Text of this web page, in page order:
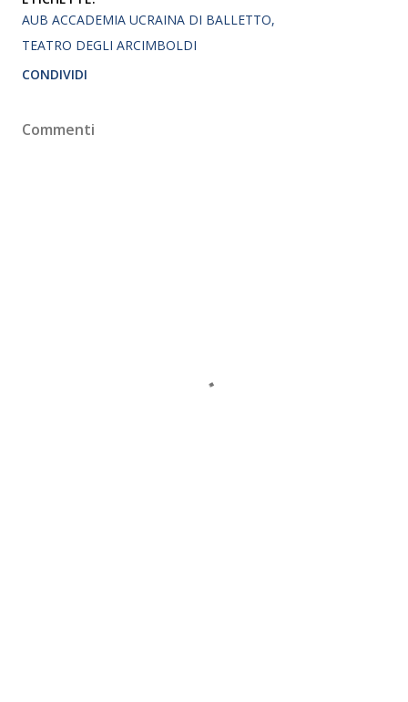
AUB ACCADEMIA UCRAINA DI BALLETTO
TEATRO DEGLI ARCIMBOLDI
CONDIVIDI
Commenti